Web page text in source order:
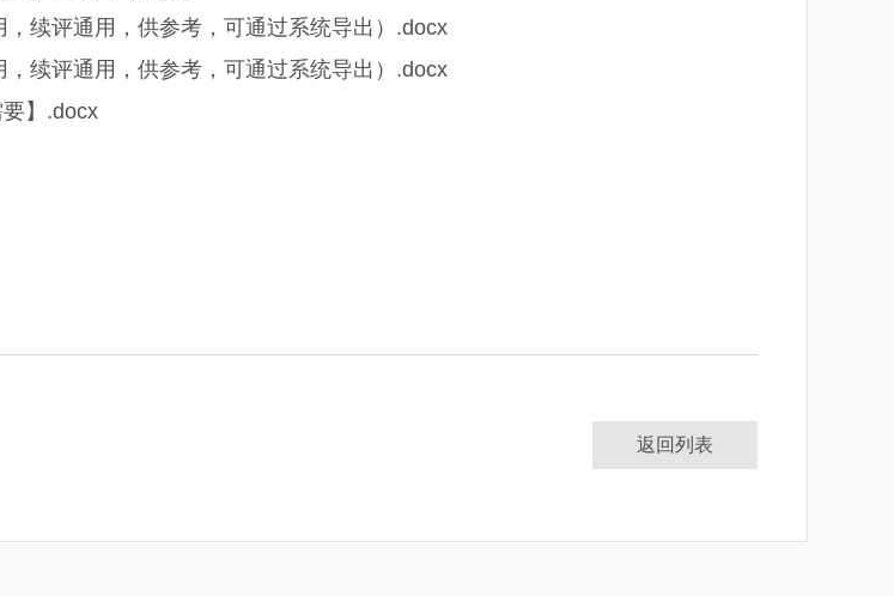
续评通用，供参考，可通过系统导出）.docx
续评通用，供参考，可通过系统导出）.docx
】.docx
返回列表